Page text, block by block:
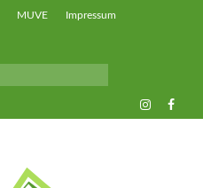
MUVE Impressum